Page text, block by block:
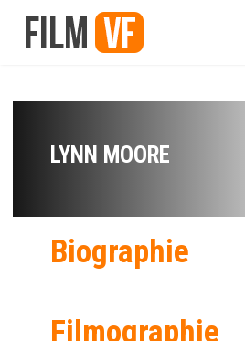
LYNN MOORE
Biographie
Filmographie